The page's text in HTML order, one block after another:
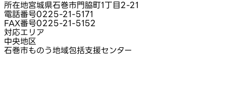
所在地宮城県石巻市門脇町1丁目2-21
電話番号0225-21-5171
FAX番号0225-21-5152
対応エリア
中央地区
石巻市ものう地域包括支援センター